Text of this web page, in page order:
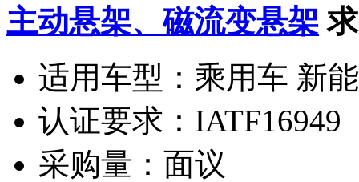
主动悬架、磁流变悬架
适用车型： 乘用车 新
认证要求： IATF16949
采购量： 面议